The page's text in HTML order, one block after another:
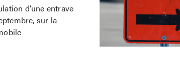
d’une entrave
sur la